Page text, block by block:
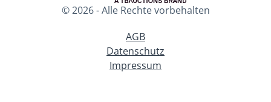
© 2026 - Alle Rechte vorbehalten
AGB
Datenschutz
Impressum